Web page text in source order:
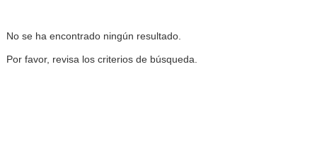
No se ha encontrado ningún resultado.
Por favor, revisa los criterios de búsqueda.